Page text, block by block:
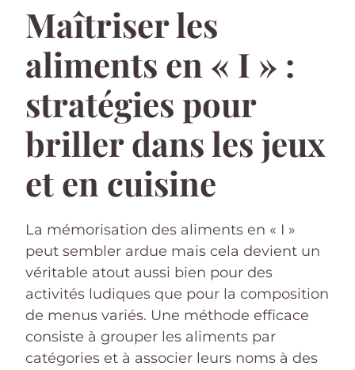
Maîtriser les
aliments en « I » :
stratégies pour
briller dans les jeux
et en cuisine
La mémorisation des aliments en « I »
peut sembler ardue mais cela devient un
véritable atout aussi bien pour des
activités ludiques que pour la composition
de menus variés. Une méthode efficace
consiste à grouper les aliments par
catégories et à associer leurs noms à des